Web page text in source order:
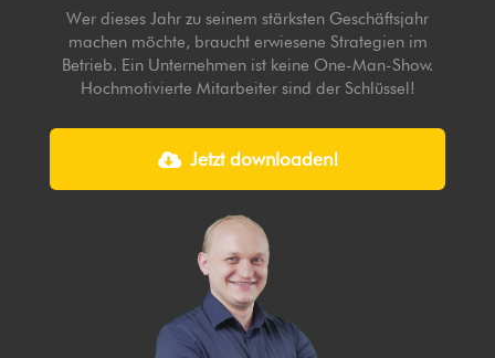
Wer dieses Jahr zu seinem stärksten Geschäftsjahr
machen möchte, braucht erwiesene Strategien im
Betrieb. Ein Unternehmen ist keine One-Man-Show.
Hochmotivierte Mitarbeiter sind der Schlüssel!
Jetzt downloaden!